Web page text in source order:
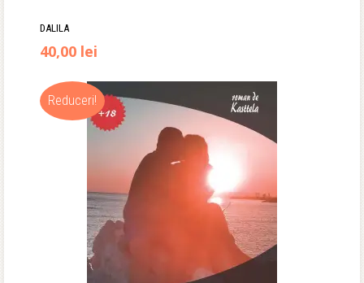
DALILA
40,00 lei
Reduceri!